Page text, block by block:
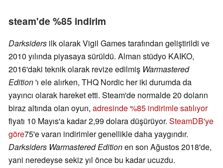
steam'de %85 indirim
Darksiders ilk olarak Vigil Games tarafından geliştirildi ve
2010 yılında piyasaya sürüldü. Alman stüdyo KAIKO,
2016'daki teknik olarak revize edilmiş Warmastered
Edition'ı ele alırken, THQ Nordic her iki durumda da
yayıncı olarak hareket etti. Steam'de normalde 20 doların
biraz altında olan oyun, adresinde %85 indirimle satılıyor
fiyatı 10 Mayıs'a kadar 2,99 dolara düşürüyor. SteamDB'ye
göre75'e varan indirimler genellikle daha yaygındır.
Darksiders Warmastered Editionen son Ağustos 2018'de,
yani neredeyse sekiz yıl önce bu kadar ucuzdu.